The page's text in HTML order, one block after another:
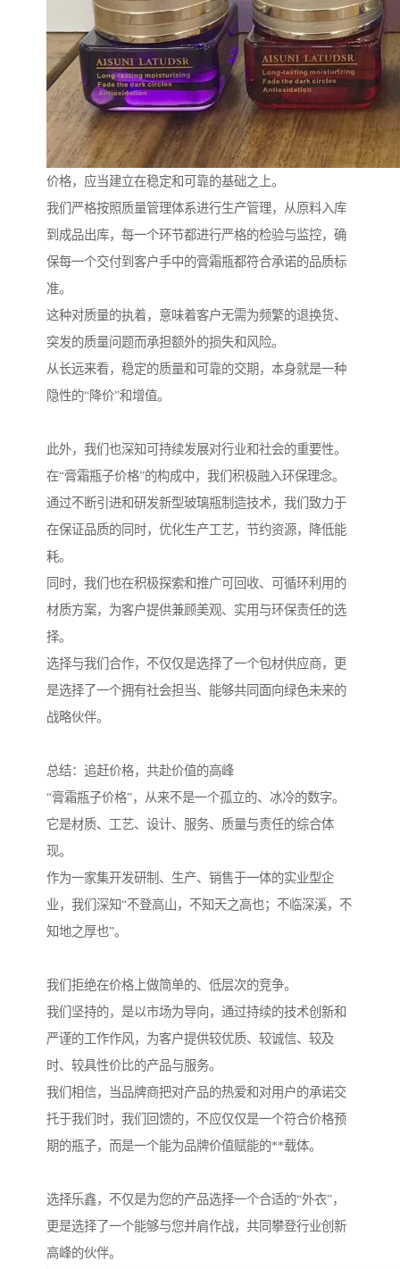
价格，应当建立在稳定和可靠的基础之上。
我们严格按照质量管理体系进行生产管理，从原料入库
到成品出库，每一个环节都进行严格的检验与监控，确
保每一个交付到客户手中的膏霜瓶都符合承诺的品质标
准。
这种对质量的执着，意味着客户无需为频繁的退换货、
突发的质量问题而承担额外的损失和风险。
从长远来看，稳定的质量和可靠的交期，本身就是一种
隐性的“降价”和增值。
此外，我们也深知可持续发展对行业和社会的重要性。
在“膏霜瓶子价格”的构成中，我们积极融入环保理念。
通过不断引进和研发新型玻璃瓶制造技术，我们致力于
在保证品质的同时，优化生产工艺，节约资源，降低能
耗。
同时，我们也在积极探索和推广可回收、可循环利用的
材质方案，为客户提供兼顾美观、实用与环保责任的选
择。
选择与我们合作，不仅仅是选择了一个包材供应商，更
是选择了一个拥有社会担当、能够共同面向绿色未来的
战略伙伴。
总结：追赶价格，共赴价值的高峰
“膏霜瓶子价格”，从来不是一个孤立的、冰冷的数字。
它是材质、工艺、设计、服务、质量与责任的综合体
现。
作为一家集开发研制、生产、销售于一体的实业型企
业，我们深知“不登高山，不知天之高也；不临深溪，不
知地之厚也”。
我们拒绝在价格上做简单的、低层次的竞争。
我们坚持的，是以市场为导向，通过持续的技术创新和
严谨的工作作风，为客户提供较优质、较诚信、较及
时、较具性价比的产品与服务。
我们相信，当品牌商把对产品的热爱和对用户的承诺交
托于我们时，我们回馈的，不应仅仅是一个符合价格预
期的瓶子，而是一个能为品牌价值赋能的**载体。
选择乐鑫，不仅是为您的产品选择一个合适的“外衣”，
更是选择了一个能够与您并肩作战，共同攀登行业创新
高峰的伙伴。